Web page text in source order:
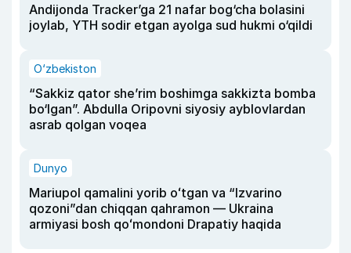
Andijonda Tracker’ga 21 nafar bog‘cha bolasini
joylab, YTH sodir etgan ayolga sud hukmi o‘qildi
O‘zbekiston
“Sakkiz qator she’rim boshimga sakkizta bomba
bo‘lgan”. Abdulla Oripovni siyosiy ayblovlardan
asrab qolgan voqea
Dunyo
Mariupol qamalini yorib oʻtgan va “Izvarino
qozoni”dan chiqqan qahramon — Ukraina
armiyasi bosh qoʻmondoni Drapatiy haqida